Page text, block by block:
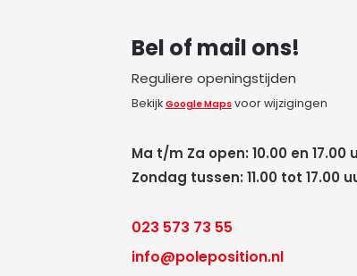
Bel of mail ons!
Reguliere openingstijden
Bekijk Google Mapsvoor wijzigingen
Ma t/m Za open: 10.00 en 17.00
Zondag tussen: 11.00 tot 17.00
023 573 73 55
info@poleposition.nl